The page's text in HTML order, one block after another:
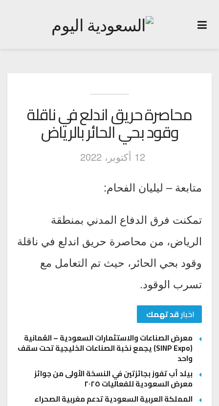
محاصرة حريق اندلع في ناقلة
وقود بحي الحائر بالرياض
12 أكتوبر، 2022
متابعة – ليليان الفحام:
تمكنت فرق الدفاع المدني بمنطقة
الرياض، من محاصرة حريق اندلع في ناقلة
وقود بحي الحائر، حيث تم التعامل مع
تسرب الوقود.
اخبارقد تهمك
معرض الصناعات والاستثمارات السعودية – العُمانية
(SINP Expo) يجمع نخبة الصناعات الخليجية تحت سقف
واحد
بيلد أب تفوز بجائزتين في النسخة الأولى من جوائز
معرض السعودية للفعاليات ٢٠٢٥
المملكة العربية السعودية تدعم مغربية الصحراء